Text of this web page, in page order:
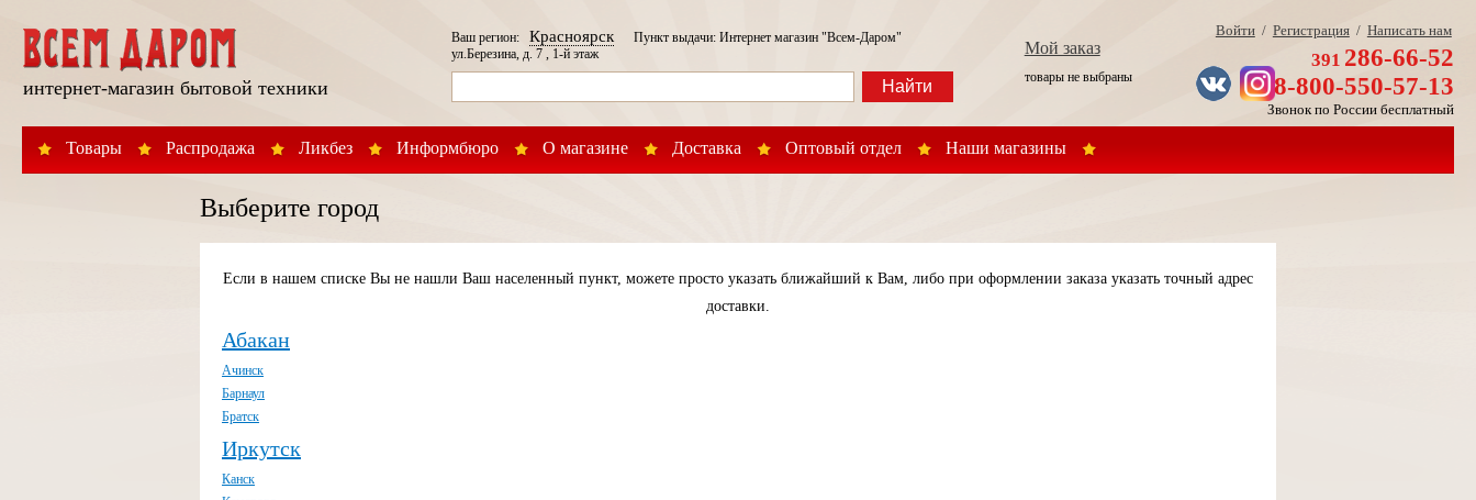
интернет-магазин бытовой техники
Товары Распродажа Ликбез Информбюро О магазине Доставка Оптовый отдел Наши магазины
Ваш регион:КрасноярскПункт выдачи: Интернет магазин "Всем-Даром"
ул.Березина, д. 7 , 1-й этаж
Найти
Мой заказ
товары не выбраны
Войти/ Регистрация/ Написать нам
391 286-66-52
8-800-550-57-13
Звонок по России бесплатный
Выберите город
Если в нашем списке Вы не нашли Ваш населенный пункт, можете просто указать ближайший к Вам, либо при оформлении заказа указать точный адрес
доставки.
Абакан
Ачинск
Барнаул
Братск
Иркутск
Канск